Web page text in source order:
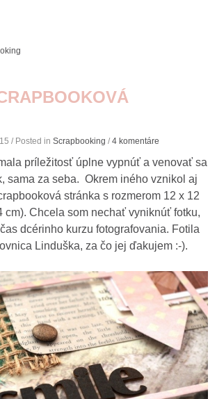
/ Posted inScrapbooking /4 komentáre
príležitosť úplne vypnúť a venovať sa
sama za seba. Okrem iného vznikol aj
stránka s rozmerom 12 x 12
cm). Chcela som nechať vyniknúť fotku,
dcérinho kurzu fotografovania. Fotila
Linduška, za čo jej ďakujem :-).